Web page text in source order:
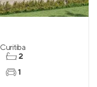
Curitiba
2
1